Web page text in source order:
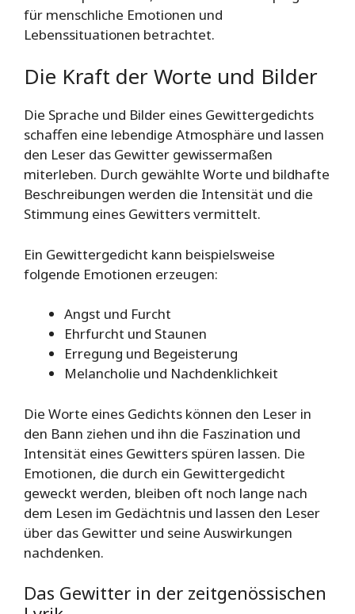
für menschliche Emotionen und
Lebenssituationen betrachtet.
Die Kraft der Worte und Bilder
Die Sprache und Bilder eines Gewittergedichts
schaffen eine lebendige Atmosphäre und lassen
den Leser das Gewitter gewissermaßen
miterleben. Durch gewählte Worte und bildhafte
Beschreibungen werden die Intensität und die
Stimmung eines Gewitters vermittelt.
Ein Gewittergedicht kann beispielsweise
folgende Emotionen erzeugen:
Angst und Furcht
Ehrfurcht und Staunen
Erregung und Begeisterung
Melancholie und Nachdenklichkeit
Die Worte eines Gedichts können den Leser in
den Bann ziehen und ihn die Faszination und
Intensität eines Gewitters spüren lassen. Die
Emotionen, die durch ein Gewittergedicht
geweckt werden, bleiben oft noch lange nach
dem Lesen im Gedächtnis und lassen den Leser
über das Gewitter und seine Auswirkungen
nachdenken.
Das Gewitter in der zeitgenössischen